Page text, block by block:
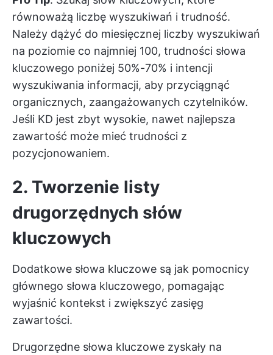
równoważą liczbę wyszukiwań i trudność.
Należy dążyć do miesięcznej liczby wyszukiwań
na poziomie co najmniej 100, trudności słowa
kluczowego poniżej 50%-70% i intencji
wyszukiwania informacji, aby przyciągnąć
organicznych, zaangażowanych czytelników.
Jeśli KD jest zbyt wysokie, nawet najlepsza
zawartość może mieć trudności z
pozycjonowaniem.
2. Tworzenie listy
drugorzędnych słów
kluczowych
Dodatkowe słowa kluczowe są jak pomocnicy
głównego słowa kluczowego, pomagając
wyjaśnić kontekst i zwiększyć zasięg
zawartości.
Drugorzędne słowa kluczowe zyskały na